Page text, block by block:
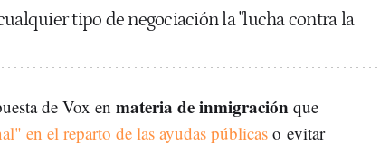
tipo de negociación la "lucha contra la
de Vox en materia de inmigración que
en el reparto de las ayudas públicas o evitar